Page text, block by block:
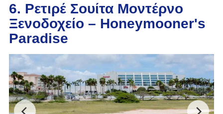
6. Ρετιρέ Σουίτα Μοντέρνο
Ξενοδοχείο – Honeymooner's
Paradise